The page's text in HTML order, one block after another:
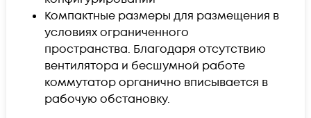
Компактные размеры для размещения в
условиях ограниченного
пространства. Благодаря отсутствию
вентилятора и бесшумной работе
коммутатор органично вписывается в
рабочую обстановку.